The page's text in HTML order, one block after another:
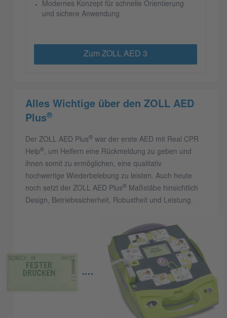
Modernes Konzept für schnelle Orientierung
und sichere Anwendung
Zum ZOLL AED 3
Alles Wichtige über den ZOLL AED
Plus®
Der ZOLL AED Plus® war der erste AED mit Real CPR
Help®, um Helfern eine Rückmeldung zu geben und
ihnen somit zu ermöglichen, eine qualitativ
hochwertige Wiederbelebung zu leisten. Auch heute
noch setzt der ZOLL AED Plus® Maßstäbe hinsichtlich
Design, Betriebssicherheit, Robustheit und Leistung.